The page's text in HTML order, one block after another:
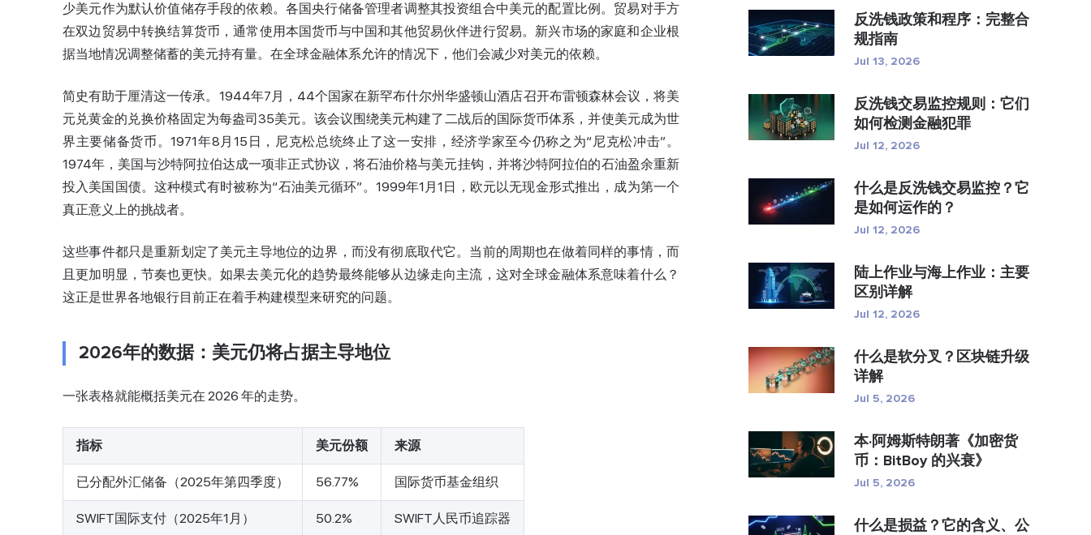
少美元作为默认价值储存手段的依赖。各国央行储备管理者调整其投资组合中美元的配置比例。贸易对手方
在双边贸易中转换结算货币，通常使用本国货币与中国和其他贸易伙伴进行贸易。新兴市场的家庭和企业根
据当地情况调整储蓄的美元持有量。在全球金融体系允许的情况下，他们会减少对美元的依赖。
简史有助于厘清这一传承。1944年7月，44个国家在新罕布什尔州华盛顿山酒店召开布雷顿森林会议，将美
元兑黄金的兑换价格固定为每盎司35美元。该会议围绕美元构建了二战后的国际货币体系，并使美元成为世
界主要储备货币。1971年8月15日，尼克松总统终止了这一安排，经济学家至今仍称之为“尼克松冲击”。
1974年，美国与沙特阿拉伯达成一项非正式协议，将石油价格与美元挂钩，并将沙特阿拉伯的石油盈余重新
投入美国国债。这种模式有时被称为“石油美元循环”。1999年1月1日，欧元以无现金形式推出，成为第一个
真正意义上的挑战者。
这些事件都只是重新划定了美元主导地位的边界，而没有彻底取代它。当前的周期也在做着同样的事情，而
且更加明显，节奏也更快。如果去美元化的趋势最终能够从边缘走向主流，这对全球金融体系意味着什么？
这正是世界各地银行目前正在着手构建模型来研究的问题。
2026年的数据：美元仍将占据主导地位
一张表格就能概括美元在 2026 年的走势。
指标 美元份额 来源
已分配外汇储备（2025年第四季度） 56.77% 国际货币基金组织
SWIFT国际支付（2025年1月） 50.2% SWIFT人民币追踪器
反洗钱政策和程序：完整合
规指南
Jul 13, 2026
反洗钱交易监控规则：它们
如何检测金融犯罪
Jul 12, 2026
什么是反洗钱交易监控？它
是如何运作的？
Jul 12, 2026
陆上作业与海上作业：主要
区别详解
Jul 12, 2026
什么是软分叉？区块链升级
详解
Jul 5, 2026
本·阿姆斯特朗著《加密货
币：BitBoy 的兴衰》
Jul 5, 2026
什么是损益？它的含义、公